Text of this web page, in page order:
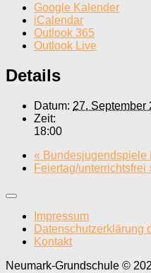
Google Kalender
iCalendar
Outlook 365
Outlook Live
Details
Datum: 27. September
Zeit:
18:00
« Bundesjugendspiele
Feiertag/unterrichtsfrei
Impressum
Datenschutzerklärung
Kontakt
Neumark-Grundschule ©